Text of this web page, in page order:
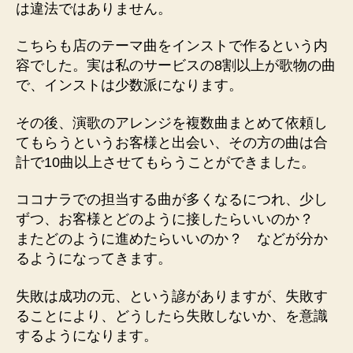
は違法ではありません。
こちらも店のテーマ曲をインストで作るという内
容でした。実は私のサービスの8割以上が歌物の曲
で、インストは少数派になります。
その後、演歌のアレンジを複数曲まとめて依頼し
てもらうというお客様と出会い、その方の曲は合
計で10曲以上させてもらうことができました。
ココナラでの担当する曲が多くなるにつれ、少し
ずつ、お客様とどのように接したらいいのか？
またどのように進めたらいいのか？ などが分か
るようになってきます。
失敗は成功の元、という諺がありますが、失敗す
ることにより、どうしたら失敗しないか、を意識
するようになります。